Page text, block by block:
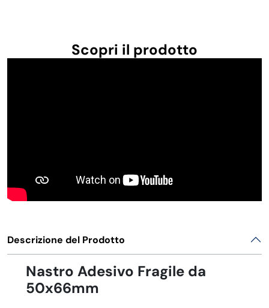
Scopri il prodotto
Descrizione del Prodotto
Nastro Adesivo Fragile da
50x66mm